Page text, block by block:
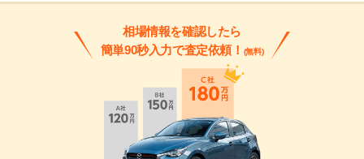
相場情報を確認したら
簡単90秒入力で査定依頼！ (無料)